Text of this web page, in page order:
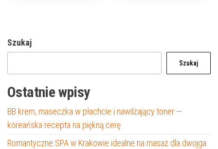
Szukaj
Szukaj
Ostatnie wpisy
BB krem, maseczka w płachcie i nawilżający toner —
koreańska recepta na piękną cerę
Romantyczne SPA w Krakowie idealne na masaż dla dwojga